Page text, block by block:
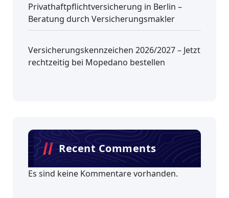
Privathaftpflichtversicherung in Berlin –
Beratung durch Versicherungsmakler
Versicherungskennzeichen 2026/2027 – Jetzt
rechtzeitig bei Mopedano bestellen
Recent Comments
Es sind keine Kommentare vorhanden.